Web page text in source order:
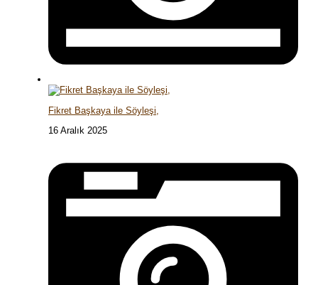
Fikret Başkaya ile Söyleşi,
16 Aralık 2025